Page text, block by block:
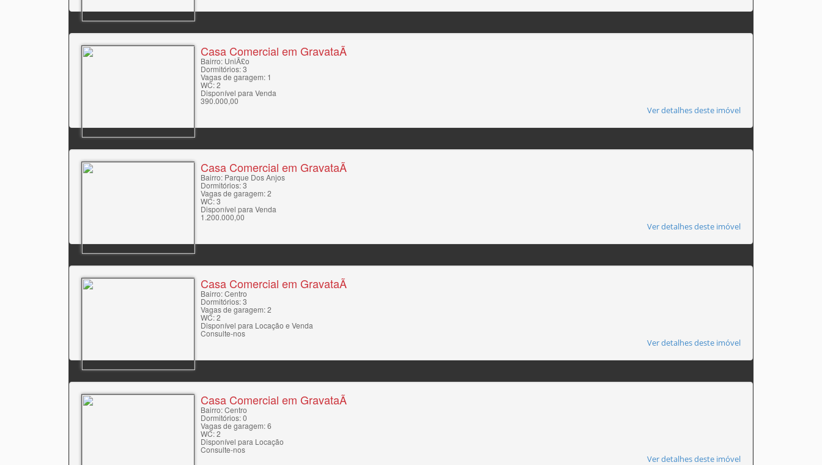
Casa Comercial em GravataÃ­
Bairro: UniÃ£o
Dormitórios: 3
Vagas de garagem: 1
WC: 2
Disponível para Venda
390.000,00
Ver detalhes deste imóvel
Casa Comercial em GravataÃ­
Bairro: Parque Dos Anjos
Dormitórios: 3
Vagas de garagem: 2
WC: 3
Disponível para Venda
1.200.000,00
Ver detalhes deste imóvel
Casa Comercial em GravataÃ­
Bairro: Centro
Dormitórios: 3
Vagas de garagem: 2
WC: 2
Disponível para Locação e Venda
Consulte-nos
Ver detalhes deste imóvel
Casa Comercial em GravataÃ­
Bairro: Centro
Dormitórios: 0
Vagas de garagem: 6
WC: 2
Disponível para Locação
Consulte-nos
Ver detalhes deste imóvel